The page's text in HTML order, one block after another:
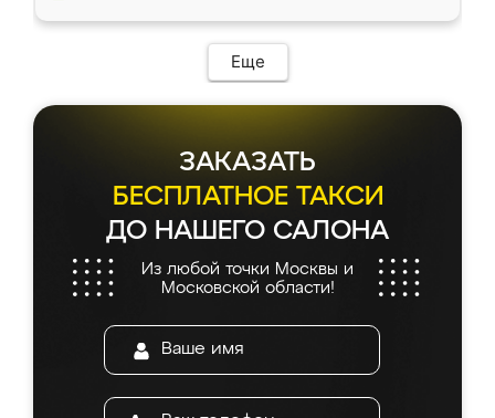
мебель сразу встала на свое место без
каких-либо доработок. Качеством осталась
довольна, все выглядит так, как и ожидала.
Еще
ЗАКАЗАТЬ
БЕСПЛАТНОЕ ТАКСИ
ДО НАШЕГО САЛОНА
Из любой точки Москвы и
Московской области!